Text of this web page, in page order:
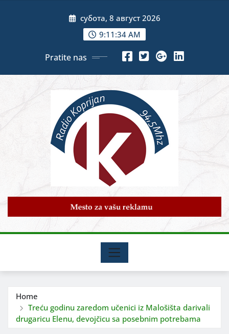
субота, 8 август 2026
9:11:35 AM
Pratite nas
Home
Treću godinu zaredom učenici iz Malošišta darivali
drugaricu Elenu, devojčicu sa posebnim potrebama